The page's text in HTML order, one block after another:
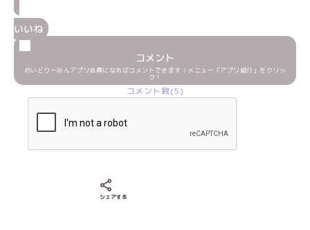
いいね
コメント
めいどりーみんアプリ会員になればコメントできます！メニュー「アプリ紹介」をクリッ
ク！
コメント数(5)
シェアする